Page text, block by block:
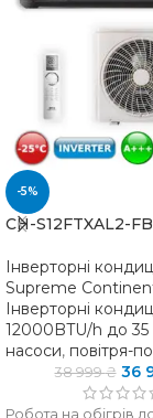
-5%
CH-S12FTXAL2-FB
Інверторні
Supreme
Інверторні
12000BTU/h до 35
насоси, повітря-
38 999₴ 36
Робота на обігрів